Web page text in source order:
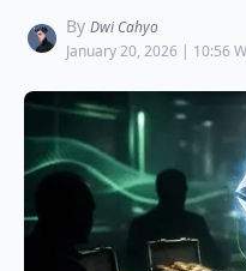
By Dwi Cahyo
January 20, 2026 | 10:56